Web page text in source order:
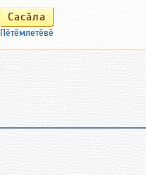
Пӗтӗмлетӗвӗ